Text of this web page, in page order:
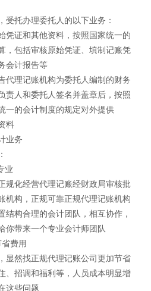
托办理委托人的以下业务：
证和其他资料，按照国家统一的
，包括审核原始凭证、填制记账凭
会计报告等
理记账机构为委托人编制的财务
责人和委托人签名并盖章后，按照
一的会计制度的规定对外提供
料
业务
业
化经营代理记账经财政局审核批
机构，正规可靠正规代理记账机构
结构合理的会计团队，相互协作，
你带来一个专业会计师团队
费用
然找正规代理记账公司更加节省
、招调和福利等，人员成本明显增
这些问题